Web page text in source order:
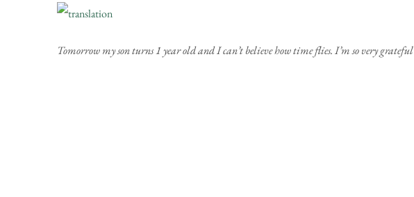
Tomorrow my son turns 1 year old and I can’t believe how time flies. I’m so very